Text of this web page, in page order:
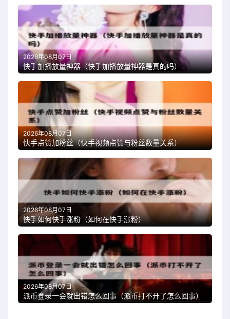
2026年08月07日
快手加播放量神器（快手加播放量神器是真的吗）
2026年08月07日
快手点赞加粉丝（快手视频点赞与粉丝数量关系）
2026年08月07日
快手如何快手涨粉（如何在快手涨粉）
2026年08月07日
派币登录一会就出错怎么回事（派币打不开了怎么回事）